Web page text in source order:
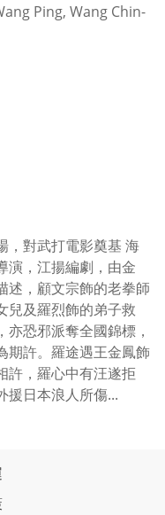
Ping, Wang Chin-
，對武打電影奠基 海
演，江揚編劇，由金
述，顧文宗飾的老拳師
兒及羅烈飾的弟子救
恐邪派奪全國錦標，
期許。羅途遇王金鳳飾
許，羅心中有汪遂拒
援日本浪人所傷...